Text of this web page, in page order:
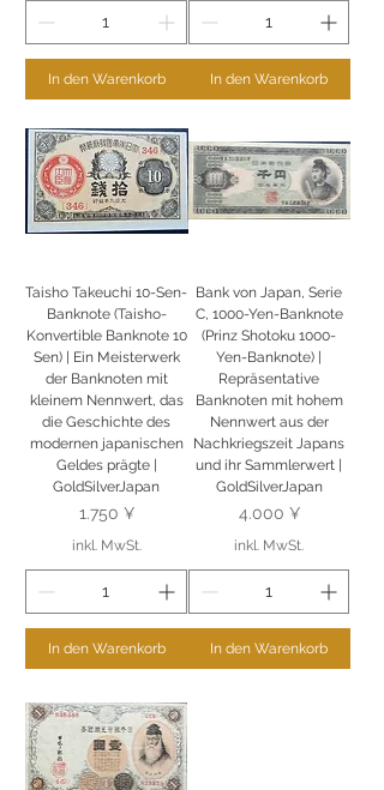
In den Warenkorb In den Warenkorb
Taisho Takeuchi 10-Sen-
Banknote (Taisho-
Konvertible Banknote 10
Sen) | Ein Meisterwerk
der Banknoten mit
kleinem Nennwert, das
die Geschichte des
modernen japanischen
Geldes prägte |
GoldSilverJapan
Preis
1.750 ¥
inkl. MwSt.
In den Warenkorb
Bank von Japan, Serie
C, 1000-Yen-Banknote
(Prinz Shotoku 1000-
Yen-Banknote) |
Repräsentative
Banknoten mit hohem
Nennwert aus der
Nachkriegszeit Japans
und ihr Sammlerwert |
GoldSilverJapan
Preis
4.000 ¥
inkl. MwSt.
In den Warenkorb